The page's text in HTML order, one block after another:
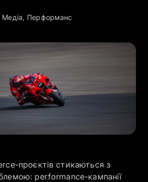
Компанія
EN UA
Медіа, Перформанс
проєктів стикаються з
performance-кампанії